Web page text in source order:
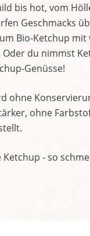
bis hot, vom
Geschmacks
Bio-Ketchup mit
Oder du nimmst
Genüsse!
ohne
ohne
- so